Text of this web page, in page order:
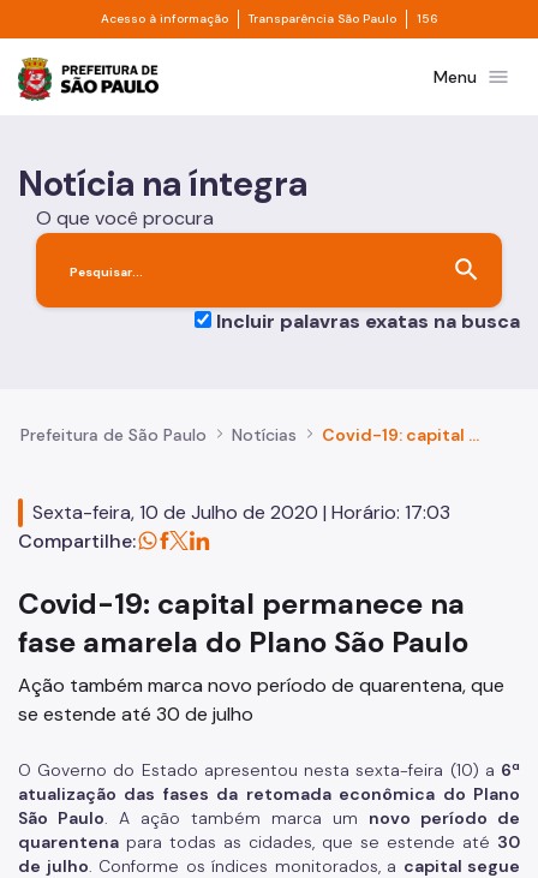
Pular para o Conteúdo principal
Acesso à informação Divisor de acesso à informação
Transparência São Paulo Divisor de
156
Prefeitura de São PauloMenu menu
Notícia na íntegra
O que você procura
search
Incluir palavras exatas na busca
Prefeitura de São Paulo Notícias Covid-19: capital permanece na fase amarela do Plano São Paulo
Sexta-feira, 10 de Julho de 2020 | Horário: 17:03
Compartilhe:
Covid-19: capital permanece na
fase amarela do Plano São Paulo
Ação também marca novo período de quarentena, que
se estende até 30 de julho
O Governo do Estado apresentou nesta sexta-feira (10) a 6ª
atualização das fases da retomada econômica do Plano
São Paulo. A ação também marca um novo período de
quarentena para todas as cidades, que se estende até 30
de julho. Conforme os índices monitorados, a capital segue